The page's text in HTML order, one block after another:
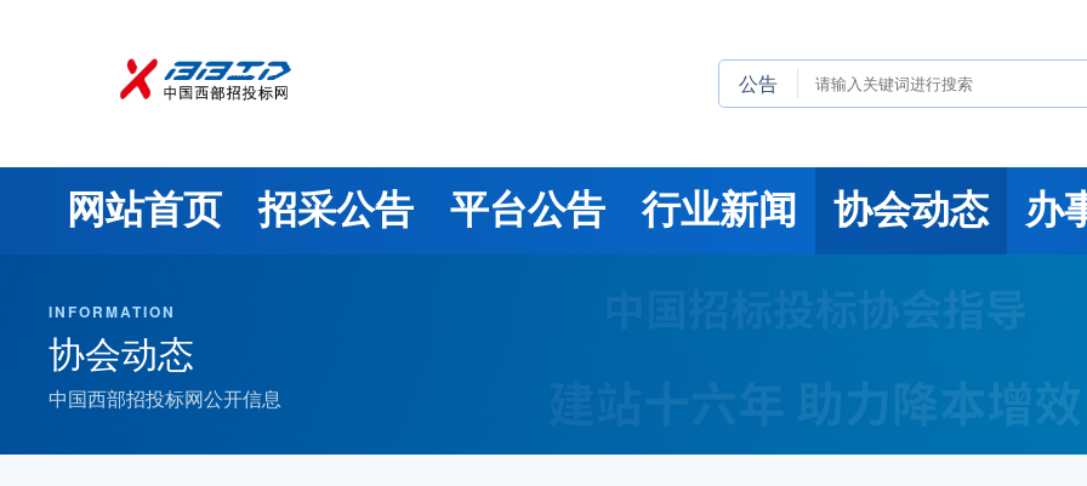
公告
网站首页 招采公告 平台公告 行业新闻 协会动态 办
INFORMATION
协会动态
中国西部招投标网公开信息